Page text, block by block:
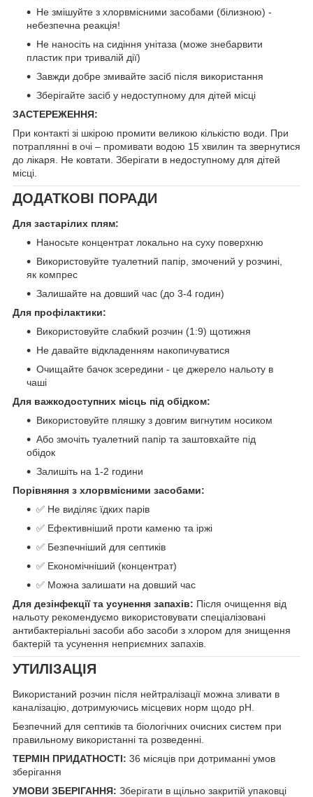
Не змішуйте з хлорвмісними засобами (білизною) -
небезпечна реакція!
Не наносіть на сидіння унітаза (може знебарвити
пластик при тривалій дії)
Завжди добре змивайте засіб після використання
Зберігайте засіб у недоступному для дітей місці
ЗАСТЕРЕЖЕННЯ:
При контакті зі шкірою промити великою кількістю води. При
потраплянні в очі – промивати водою 15 хвилин та звернутися
до лікаря. Не ковтати. Зберігати в недоступному для дітей
місці.
ДОДАТКОВІ ПОРАДИ
Для застарілих плям:
Наносьте концентрат локально на суху поверхню
Використовуйте туалетний папір, змочений у розчині,
як компрес
Залишайте на довший час (до 3-4 годин)
Для профілактики:
Використовуйте слабкий розчин (1:9) щотижня
Не давайте відкладенням накопичуватися
Очищайте бачок зсередини - це джерело нальоту в
чаші
Для важкодоступних місць під обідком:
Використовуйте пляшку з довгим вигнутим носиком
Або змочіть туалетний папір та заштовхайте під
обідок
Залишіть на 1-2 години
Порівняння з хлорвмісними засобами:
✅ Не виділяє їдких парів
✅ Ефективніший проти каменю та іржі
✅ Безпечніший для септиків
✅ Економічніший (концентрат)
✅ Можна залишати на довший час
Для дезінфекції та усунення запахів: Після очищення від
нальоту рекомендуємо використовувати спеціалізовані
антибактеріальні засоби або засоби з хлором для знищення
бактерій та усунення неприємних запахів.
УТИЛІЗАЦІЯ
Використаний розчин після нейтралізації можна зливати в
каналізацію, дотримуючись місцевих норм щодо pH.
Безпечний для септиків та біологічних очисних систем при
правильному використанні та розведенні.
ТЕРМІН ПРИДАТНОСТІ: 36 місяців при дотриманні умов
зберігання
УМОВИ ЗБЕРІГАННЯ: Зберігати в щільно закритій упаковці